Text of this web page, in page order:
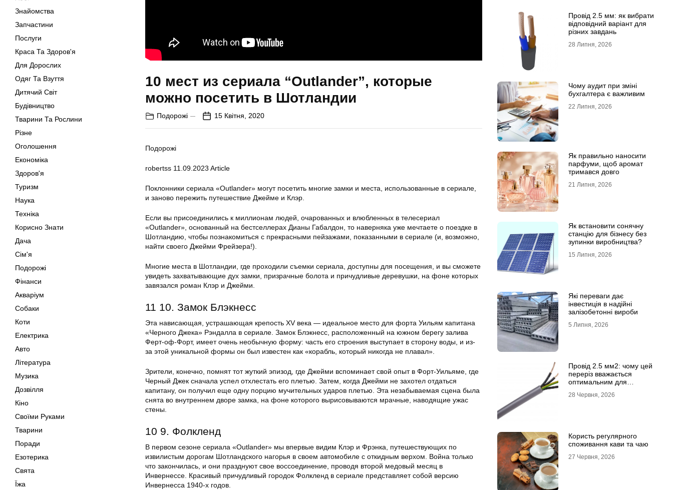
Знайомства
Запчастини
Послуги
Краса Та Здоров'я
Для Дорослих
Одяг Та Взуття
Дитячий Світ
Будівництво
Тварини Та Рослини
Різне
Оголошення
Економіка
Здоров'я
Туризм
Наука
Техніка
Корисно Знати
Дача
Сім'я
Подорожі
Фінанси
Акваріум
Собаки
Коти
Електрика
Авто
Література
Музика
Дозвілля
Кіно
Своїми Руками
Тварини
Поради
Езотерика
Свята
Їжа
10 мест из сериала “Outlander”, которые
можно посетить в Шотландии
Подорожі 15 Квітня, 2020
Подорожі
robertss 11.09.2023 Article
Поклонники сериала «Outlander» могут посетить многие замки и места, использованные в сериале,
и заново пережить путешествие Джейме и Клэр.
Если вы присоединились к миллионам людей, очарованных и влюбленных в телесериал
«Outlander», основанный на бестселлерах Дианы Габалдон, то наверняка уже мечтаете о поездке в
Шотландию, чтобы познакомиться с прекрасными пейзажами, показанными в сериале (и, возможно,
найти своего Джейми Фрейзера!).
Многие места в Шотландии, где проходили съемки сериала, доступны для посещения, и вы сможете
увидеть захватывающие дух замки, призрачные болота и причудливые деревушки, на фоне которых
завязался роман Клэр и Джейми.
11 10. Замок Блэкнесс
Эта нависающая, устрашающая крепость XV века — идеальное место для форта Уильям капитана
«Черного Джека» Рэндалла в сериале. Замок Блэкнесс, расположенный на южном берегу залива
Ферт-оф-Форт, имеет очень необычную форму: часть его строения выступает в сторону воды, и из-
за этой уникальной формы он был известен как «корабль, который никогда не плавал».
Зрители, конечно, помнят тот жуткий эпизод, где Джейми вспоминает свой опыт в Форт-Уильяме, где
Черный Джек сначала успел отхлестать его плетью. Затем, когда Джейми не захотел отдаться
капитану, он получил еще одну порцию мучительных ударов плетью. Эта незабываемая сцена была
снята во внутреннем дворе замка, на фоне которого вырисовываются мрачные, наводящие ужас
стены.
10 9. Фолкленд
В первом сезоне сериала «Outlander» мы впервые видим Клэр и Фрэнка, путешествующих по
извилистым дорогам Шотландского нагорья в своем автомобиле с откидным верхом. Война только
что закончилась, и они празднуют свое воссоединение, проводя второй медовый месяц в
Инвернессе. Красивый причудливый городок Фолкленд в сериале представляет собой версию
Инвернесса 1940-х годов.
Провід 2.5 мм: як вибрати
відповідний варіант для
різних завдань
28 Липня, 2026
Чому аудит при зміні
бухгалтера є важливим
22 Липня, 2026
Як правильно наносити
парфуми, щоб аромат
тримався довго
21 Липня, 2026
Як встановити сонячну
станцію для бізнесу без
зупинки виробництва?
15 Липня, 2026
Які переваги дає
інвестиція в надійні
залізобетонні вироби
5 Липня, 2026
Провід 2.5 мм2: чому цей
переріз вважається
оптимальним для
28 Червня, 2026
Користь регулярного
споживання кави та чаю
27 Червня, 2026